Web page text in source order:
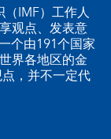
IMF）工作人
观点、发表意
个由191个国家
界各地区的金
，并不一定代